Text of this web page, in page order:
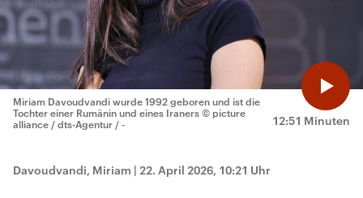
12:51 Minuten
Miriam Davoudvandi wurde 1992 geboren und ist die
Tochter einer Rumänin und eines Iraners © picture
alliance / dts-Agentur / -
Davoudvandi, Miriam | 22. April 2026, 10:21 Uhr